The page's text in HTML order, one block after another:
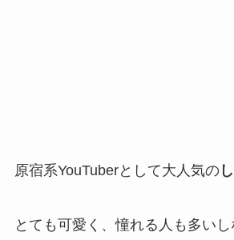
原宿系YouTuberとして大人気の
とても可愛く、憧れる人も多い